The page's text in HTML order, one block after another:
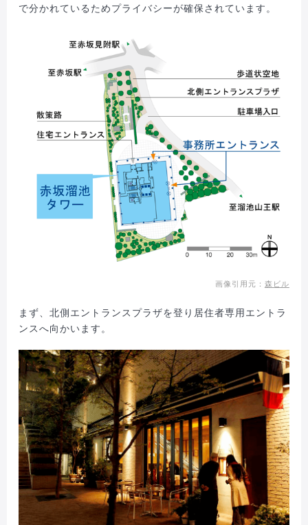
で分かれているためプライバシーが確保されています。
画像引用元： 森ビル
まず、北側エントランスプラザを登り居住者専用エントラ
ンスへ向かいます。